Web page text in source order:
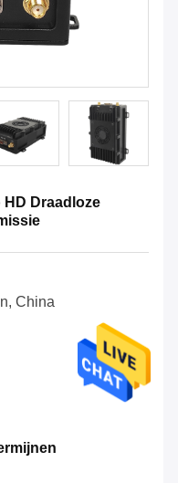
Draadloze
China